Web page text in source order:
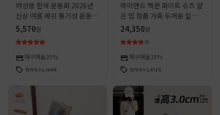
여성용 흰색 운동화 2026년
신상 여름 메쉬 통기성 운동화
얇은 부드러운 밑창으로 발이
피곤하지 않은 캐주얼 운동화
5,570원
재구매율20%
판매개수2,764개
하이엔드 맥퀸 화이트 슈즈 얕
은 입 정품 가죽 두꺼운 밑창
높이 운동화 캐주얼 모든 매치
커플 플랫폼 슈즈
24,350원
재구매율28%
판매개수2,471개